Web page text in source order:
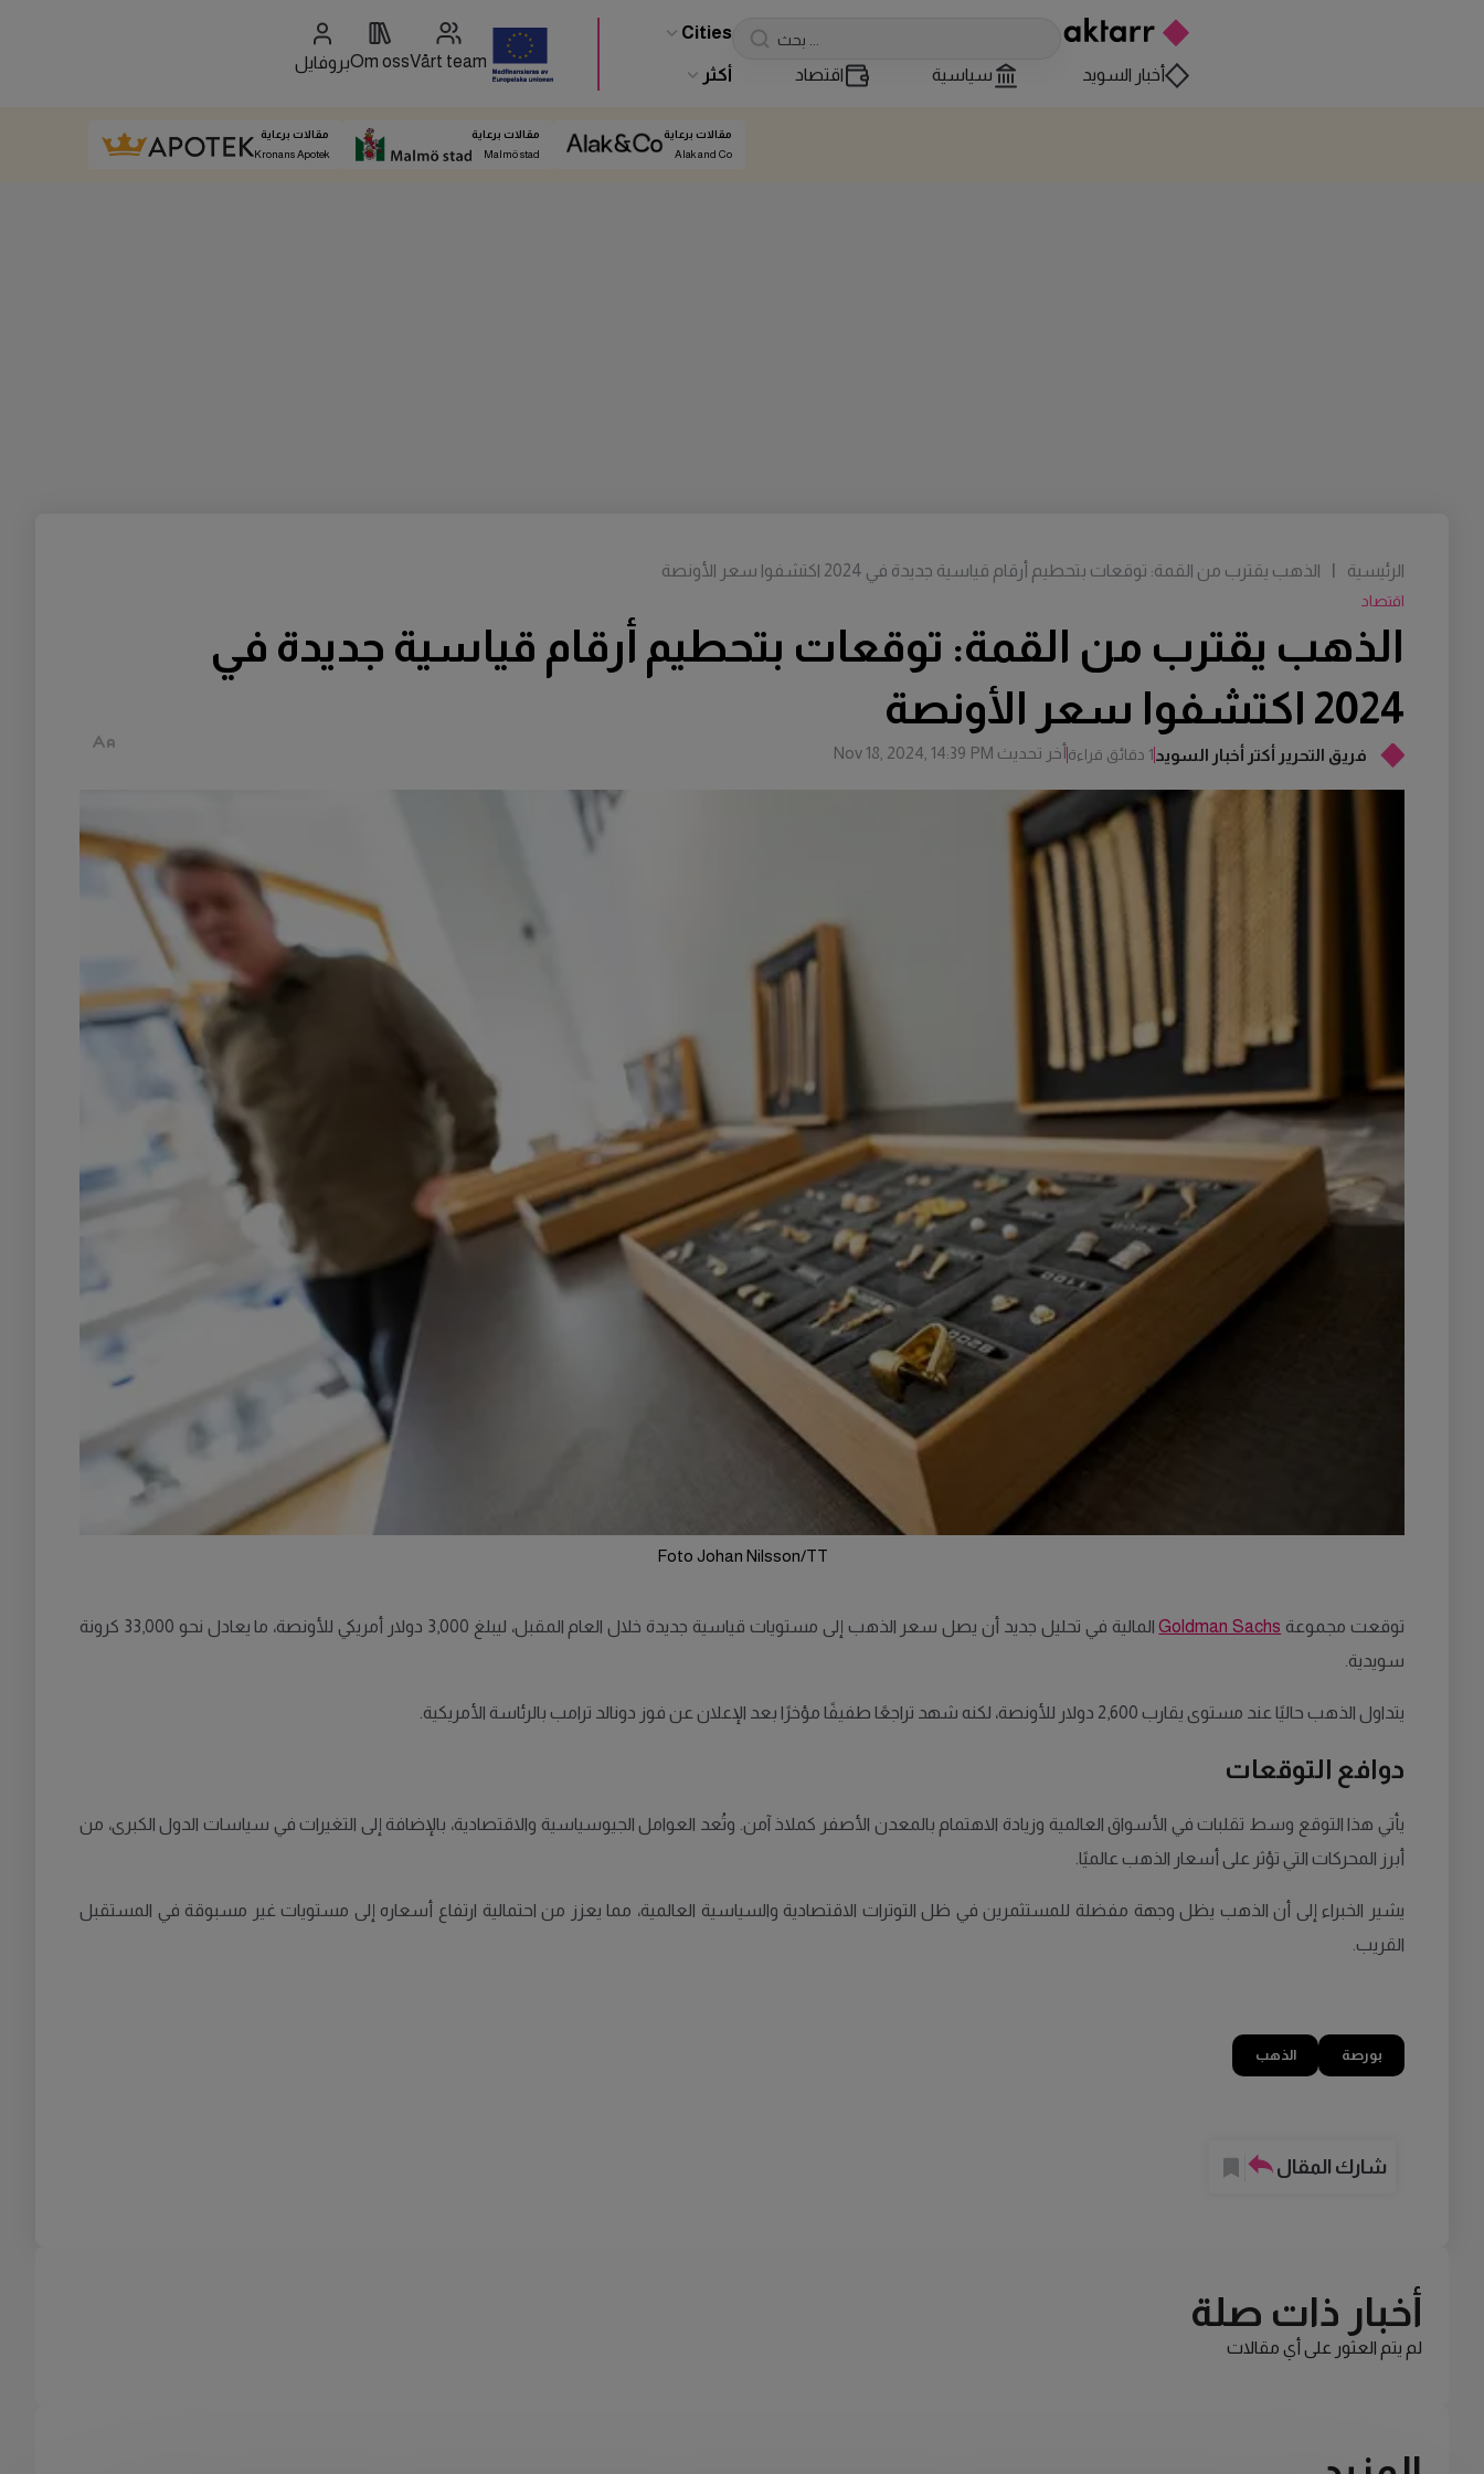
Cities
أخبار السويد سياسية اقتصاد أكثر
Vårt team
Om ossبروفايل
مقالات برعاية
Alak and Co
مقالات برعاية
Malmö stad
مقالات برعاية
Kronans Apotek
فريق التحرير أكتر أخبار السويد1 دقائق قراءة أخر تحديث Nov 18, 2024, 14:39 PM
الذهب يقترب من القمة: توقعات بتحطيم أرقام قياسية جديدة في
2024 اكتشفوا سعر الأونصة
اقتصاد
الرئيسية الذهب يقترب من القمة: توقعات بتحطيم أرقام قياسية جديدة في 2024 اكتشفوا سعر الأونصة
Foto Johan Nilsson/TT
توقعت مجموعة Goldman Sachs
المالية في تحليل جديد أن يصل سعر الذهب إلى مستويات قياسية جديدة خلال العام المقبل، ليبلغ 3,000 دولار أمريكي للأونصة، ما يعادل نحو 33,000 كرونة
سويدية.
يتداول الذهب حاليًا عند مستوى يقارب 2,600 دولار للأونصة، لكنه شهد تراجعًا طفيفًا مؤخرًا بعد الإعلان عن فوز دونالد ترامب بالرئاسة الأمريكية.
دوافع التوقعات
يأتي هذا التوقع وسط تقلبات في الأسواق العالمية وزيادة الاهتمام بالمعدن الأصفر كملاذ آمن. وتُعد العوامل الجيوسياسية والاقتصادية، بالإضافة إلى التغيرات في سياسات الدول الكبرى، من
أبرز المحركات التي تؤثر على أسعار الذهب عالميًا.
يشير الخبراء إلى أن الذهب يظل وجهة مفضلة للمستثمرين في ظل التوترات الاقتصادية والسياسية العالمية، مما يعزز من احتمالية ارتفاع أسعاره إلى مستويات غير مسبوقة في المستقبل
القريب.
بورصة الذهب
شارك المقال
أخبار ذات صلة
لم يتم العثور على أي مقالات